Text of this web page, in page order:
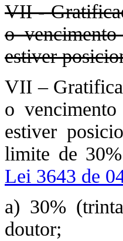
VII -
o
estiver
VII –
o
estiver
limite de
Lei 3643 de
a) 30%
doutor;